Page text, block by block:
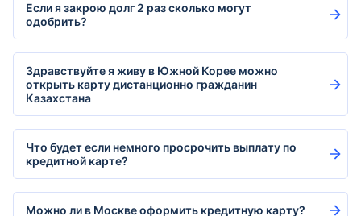
Если я закрою долг 2 раз сколько могут
одобрить?
Здравствуйте я живу в Южной Корее можно
открыть карту дистанционно гражданин
Казахстана
Что будет если немного просрочить выплату по
кредитной карте?
Можно ли в Москве оформить кредитную карту?